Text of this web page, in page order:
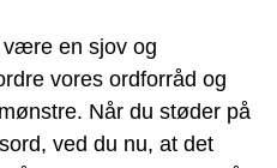
en sjov og
vores ordforråd og
Når du støder på
ved du nu, at det